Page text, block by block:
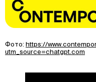
Фото: https://
utm_source=chatgpt.com